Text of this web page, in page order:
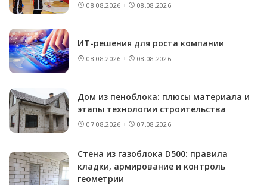
08.08.2026 08.08.2026
ИТ-решения для роста компании
08.08.2026 08.08.2026
Дом из пеноблока: плюсы материала и
этапы технологии строительства
07.08.2026 07.08.2026
Стена из газоблока D500: правила
кладки, армирование и контроль
геометрии